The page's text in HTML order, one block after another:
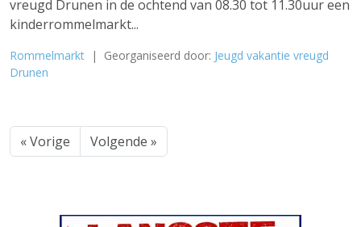
vreugd Drunen in de ochtend van 08.30 tot 11.30uur een
kinderrommelmarkt...
Rommelmarkt | Georganiseerd door: Jeugd vakantie vreugd
Drunen
« Vorige Volgende »